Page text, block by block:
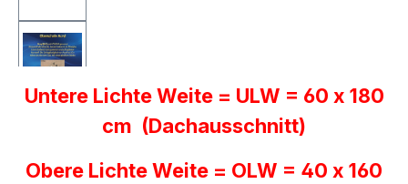
Untere Lichte Weite = ULW = 60 x 180
cm (Dachausschnitt)
Obere Lichte Weite = OLW = 40 x 160